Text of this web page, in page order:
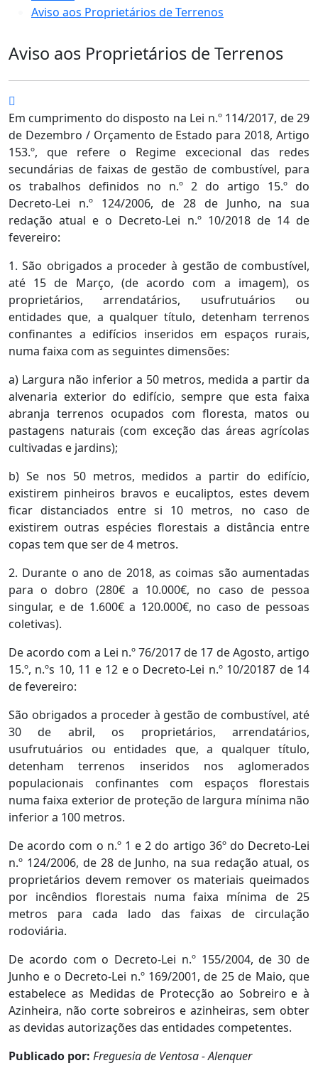
Aviso aos Proprietários de Terrenos
Aviso aos Proprietários de Terrenos
Em cumprimento do disposto na Lei n.º 114/2017, de 29
de Dezembro / Orçamento de Estado para 2018, Artigo
153.º, que refere o Regime excecional das redes
secundárias de faixas de gestão de combustível, para
os trabalhos definidos no n.º 2 do artigo 15.º do
Decreto-Lei n.º 124/2006, de 28 de Junho, na sua
redação atual e o Decreto-Lei n.º 10/2018 de 14 de
fevereiro:
1. São obrigados a proceder à gestão de combustível,
até 15 de Março, (de acordo com a imagem), os
proprietários, arrendatários, usufrutuários ou
entidades que, a qualquer título, detenham terrenos
confinantes a edifícios inseridos em espaços rurais,
numa faixa com as seguintes dimensões:
a) Largura não inferior a 50 metros, medida a partir da
alvenaria exterior do edifício, sempre que esta faixa
abranja terrenos ocupados com floresta, matos ou
pastagens naturais (com exceção das áreas agrícolas
cultivadas e jardins);
b) Se nos 50 metros, medidos a partir do edifício,
existirem pinheiros bravos e eucaliptos, estes devem
ficar distanciados entre si 10 metros, no caso de
existirem outras espécies florestais a distância entre
copas tem que ser de 4 metros.
2. Durante o ano de 2018, as coimas são aumentadas
para o dobro (280€ a 10.000€, no caso de pessoa
singular, e de 1.600€ a 120.000€, no caso de pessoas
coletivas).
De acordo com a Lei n.º 76/2017 de 17 de Agosto, artigo
15.º, n.ºs 10, 11 e 12 e o Decreto-Lei n.º 10/20187 de 14
de fevereiro:
São obrigados a proceder à gestão de combustível, até
30 de abril, os proprietários, arrendatários,
usufrutuários ou entidades que, a qualquer título,
detenham terrenos inseridos nos aglomerados
populacionais confinantes com espaços florestais
numa faixa exterior de proteção de largura mínima não
inferior a 100 metros.
De acordo com o n.º 1 e 2 do artigo 36º do Decreto-Lei
n.º 124/2006, de 28 de Junho, na sua redação atual, os
proprietários devem remover os materiais queimados
por incêndios florestais numa faixa mínima de 25
metros para cada lado das faixas de circulação
rodoviária.
De acordo com o Decreto-Lei n.º 155/2004, de 30 de
Junho e o Decreto-Lei n.º 169/2001, de 25 de Maio, que
estabelece as Medidas de Protecção ao Sobreiro e à
Azinheira, não corte sobreiros e azinheiras, sem obter
as devidas autorizações das entidades competentes.
Publicado por: Freguesia de Ventosa - Alenquer